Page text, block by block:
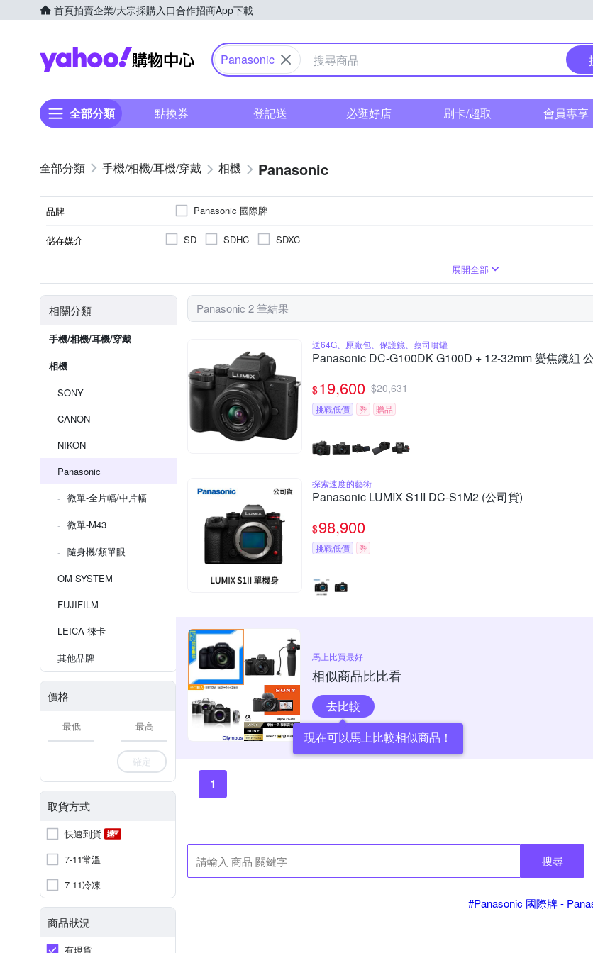
首頁拍賣企業/大宗採購入口合作招商App下載
Yahoo購物中心
Panasonic
全部分類 點換券 登記送 必逛好店 刷卡/超取 會員專享
手機/相機/耳機/穿戴 相機 Panasonic
品牌 Panasonic 國際牌
儲存媒介 SD SDHC SDXC
展開全部
相關分類
手機/相機/耳機/穿戴
相機
SONY
CANON
NIKON
Panasonic
微單-全片幅/中片幅
微單-M43
隨身機/類單眼
OM SYSTEM
FUJIFILM
LEICA 徠卡
其他品牌
價格
-
確定
取貨方式
快速到貨
7-11常溫
7-11冷凍
商品狀況
有現貨
Panasonic 2 筆結果
送64G、原廠包、保護鏡、蔡司噴罐
Panasonic DC-G100DK G100D + 12-32mm 變焦鏡組
$19,600 $20,631
挑戰低價 券 贈品
探索速度的藝術
Panasonic LUMIX S1II DC-S1M2 (公司貨)
$98,900
挑戰低價 券
馬上比買最好
相似商品比比看
去比較
現在可以馬上比較相似商品！
1
搜尋
#Panasonic 國際牌 -